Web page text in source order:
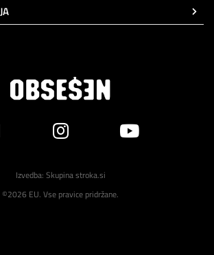
Izvedba: Skupina stroka.si
©2026 EU. Vse pravice pridržane.